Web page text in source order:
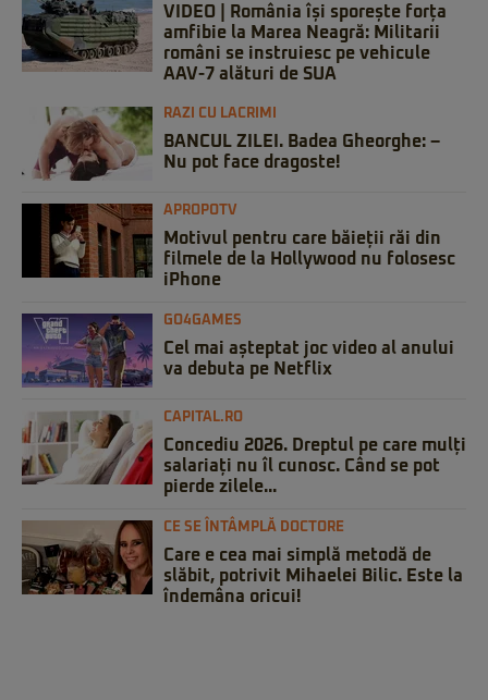
VIDEO | România își sporește forța
amfibie la Marea Neagră: Militarii
români se instruiesc pe vehicule
AAV-7 alături de SUA
RAZI CU LACRIMI
BANCUL ZILEI. Badea Gheorghe: –
Nu pot face dragoste!
APROPOTV
Motivul pentru care băieții răi din
filmele de la Hollywood nu folosesc
iPhone
GO4GAMES
Cel mai așteptat joc video al anului
va debuta pe Netflix
CAPITAL.RO
Concediu 2026. Dreptul pe care mulți
salariați nu îl cunosc. Când se pot
pierde zilele...
CE SE ÎNTÂMPLĂ DOCTORE
Care e cea mai simplă metodă de
slăbit, potrivit Mihaelei Bilic. Este la
îndemâna oricui!